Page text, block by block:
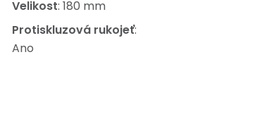
Velikost: 180 mm
Protiskluzová rukojeť:
Ano